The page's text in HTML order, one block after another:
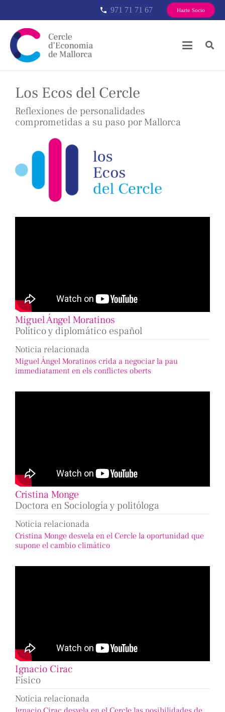
phone 971 71 71 67 Hazte Socio
Los Ecos del Cercle
Reflexiones de personalidades
comprometidas a su paso por Mallorca
Miguel Ángel Moratinos
Político y diplomático español
Noticia relacionada
Miguel Ángel Moratinos crida a negociar la pau
immediatament en els conflictes oberts
Cristina Monge
Doctora en Sociología y politóloga
Noticia relacionada
Cristina Monge desvela en el Cercle la oportunidad que
supone el cambio climático
Ignacio Cirac
Físico
Noticia relacionada